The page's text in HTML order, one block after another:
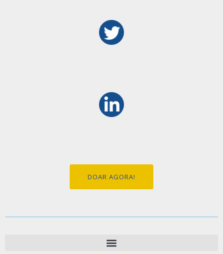
DOAR AGORA!